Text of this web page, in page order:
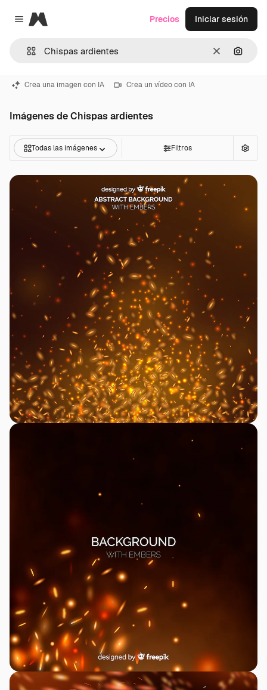
Close menu
Magnific
Borrar
Precios Iniciar sesión
Crea una imagen con IA Crea un vídeo con IA
Imágenes de Chispas ardientes
Todas las imágenes Filtros